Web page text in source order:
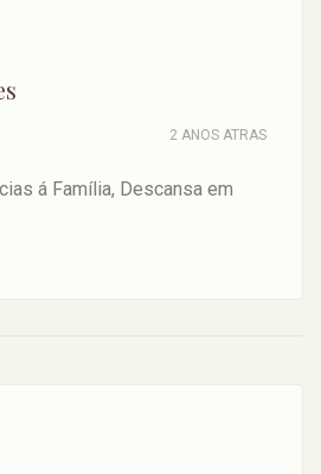
2 ANOS ATRAS
á Família, Descansa em